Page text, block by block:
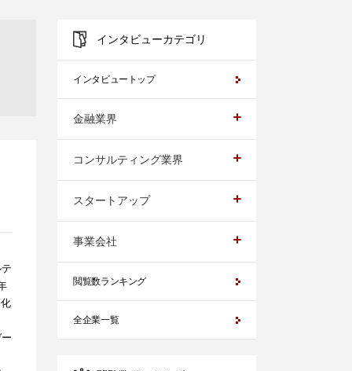
インタビューカテゴリ
インタビュートップ
金融業界
コンサルティング業界
スタートアップ
事業会社
閲覧数ランキング
全企業一覧